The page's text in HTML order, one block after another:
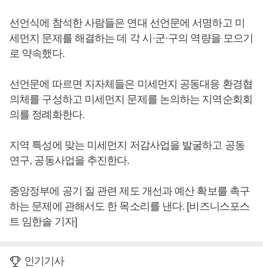
선언식에 참석한 사람들은 연대 선언문에 서명하고 미
세먼지 문제를 해결하는 데 각 시·군·구의 역량을 모으기
로 약속했다.
선언문에 따르면 지자체들은 미세먼지 공동대응 환경협
의체를 구성하고 미세먼지 문제를 논의하는 지역순회회
의를 정례화한다.
지역 특성에 맞는 미세먼지 저감사업을 발굴하고 공동
연구, 공동사업을 추진한다.
중앙정부에 공기 질 관련 제도 개선과 예산 확보를 촉구
하는 문제에 관해서도 한 목소리를 낸다. [비즈니스포스
트 임한솔 기자]
인기기사